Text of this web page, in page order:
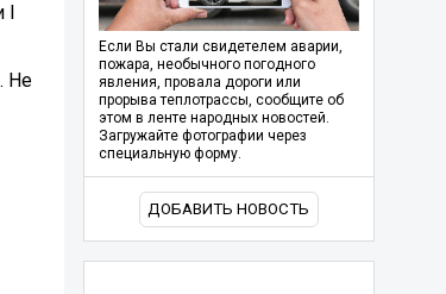
I
Не
Если Вы стали свидетелем аварии,
пожара, необычного погодного
явления, провала дороги или
прорыва теплотрассы, сообщите об
этом в ленте народных новостей.
Загружайте фотографии через
специальную форму.
ДОБАВИТЬ НОВОСТЬ